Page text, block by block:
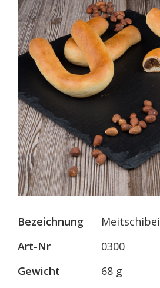
Bezeichnung
Meitschibei
Art-Nr
0300
Gewicht
68 g